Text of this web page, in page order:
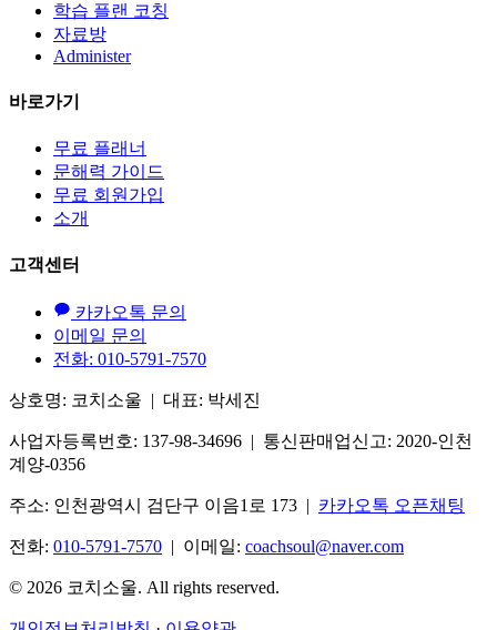
학습 플랜 코칭
자료방
Administer
바로가기
무료 플래너
문해력 가이드
무료 회원가입
소개
고객센터
카카오톡 문의
이메일 문의
전화: 010-5791-7570
상호명: 코치소울 | 대표: 박세진
사업자등록번호: 137-98-34696 | 통신판매업신고: 2020-인천
계양-0356
주소: 인천광역시 검단구 이음1로 173 | 카카오톡 오픈채팅
전화: 010-5791-7570 | 이메일: coachsoul@naver.com
© 2026 코치소울. All rights reserved.